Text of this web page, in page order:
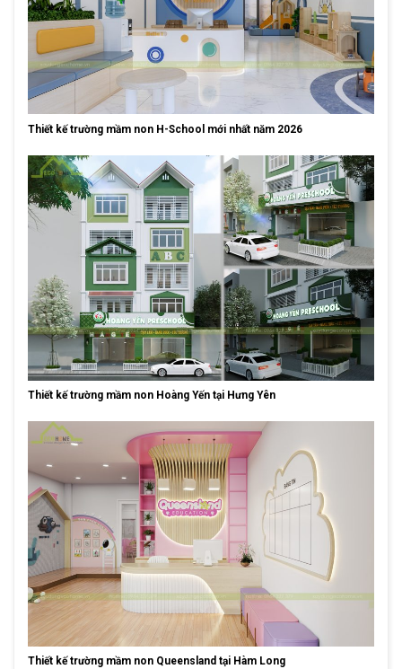
Thiết kế trường mầm non H-School mới nhất năm 2026
Thiết kế trường mầm non Hoàng Yến tại Hưng Yên
Thiết kế trường mầm non Queensland tại Hàm Long